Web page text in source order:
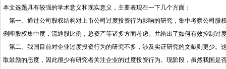
本文选题具有较强的学术意义和现实意义，主要表现在一下几个方面：
第一、通过公司股权结构对上市公司过度投资行为影响的研究，集中考察公司股
例即股权集中度，流通股比例，总资产等诸多方面考虑。并给出了如何有效控制过
第二、我国目前对企业过度投资行为的研究不多，涉及实证研究的文献则更少。
取鼓励的态度，因此很少有研究者关注企业的过度投资行为。现阶段，虽然我国